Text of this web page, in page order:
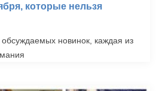
которые нельзя
новинок, каждая из